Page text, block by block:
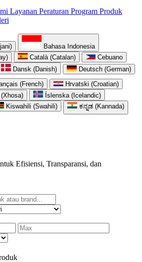
Layanan Peraturan Program Produk
Bahasa Indonesia
Català (Catalan)
Cebuano
Dansk (Danish)
Deutsch (German)
(French)
Hrvatski (Croatian)
Íslenska (Icelandic)
Kiswahili (Swahili)
ಕನ್ನಡ (Kannada)
Efisiensi, Transparansi, dan